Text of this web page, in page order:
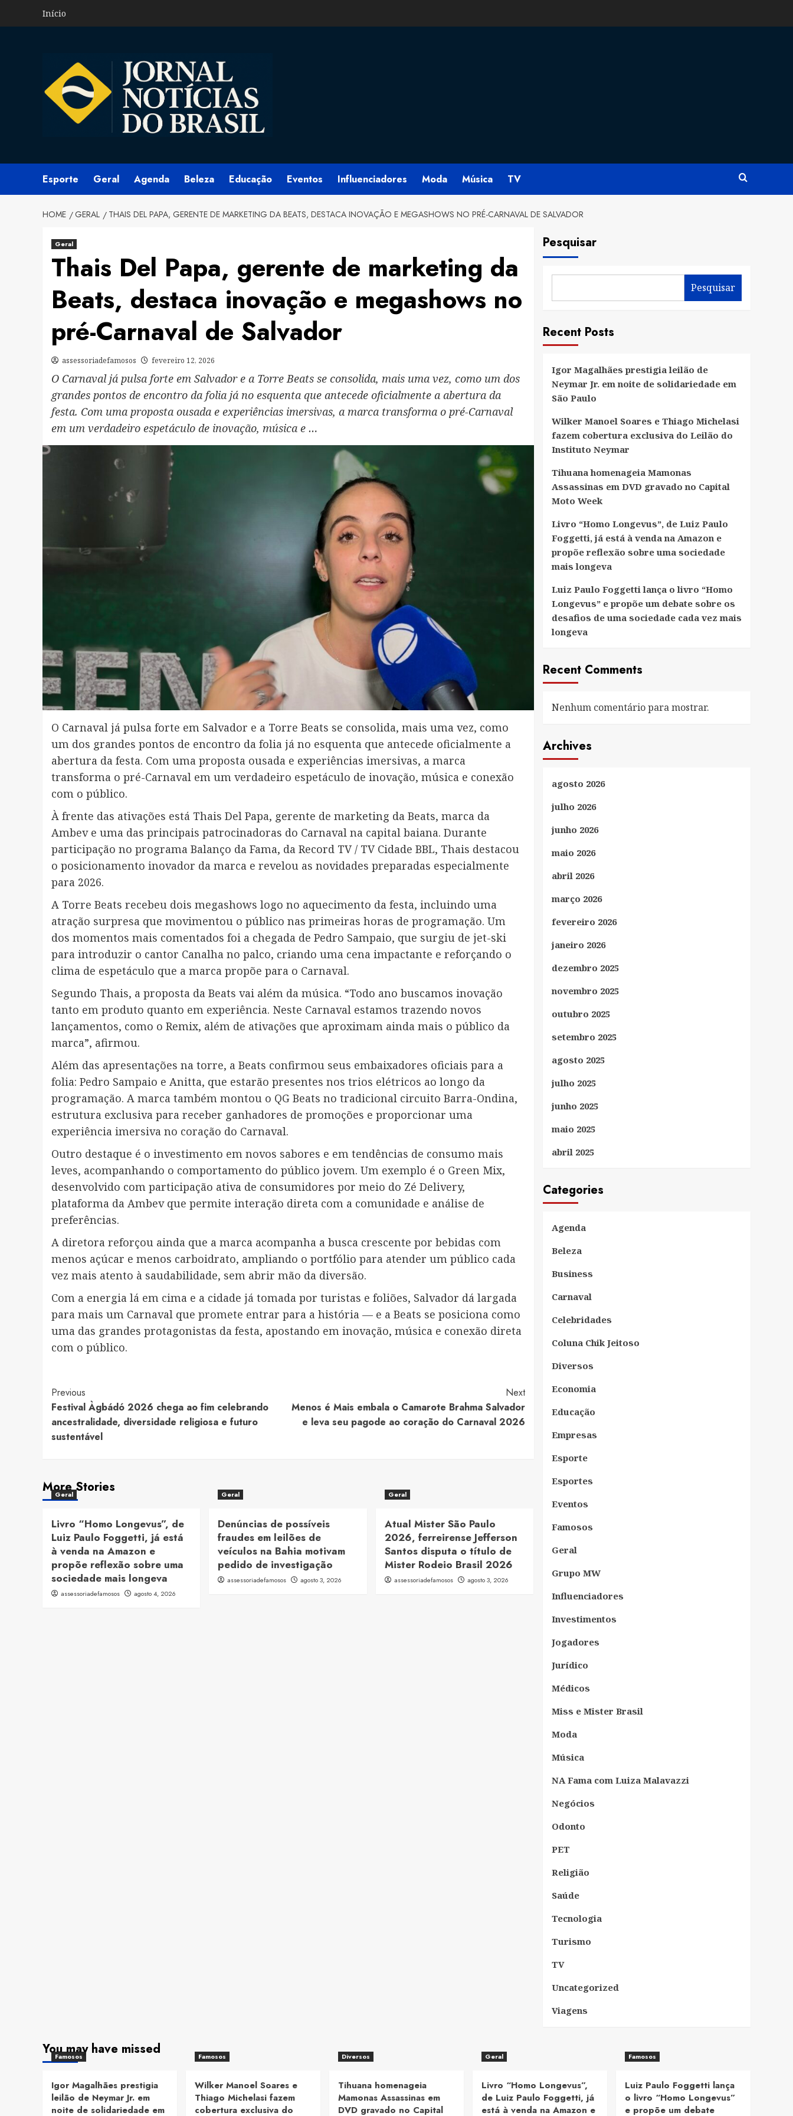
Início
Esporte Geral Agenda Beleza Educação Eventos Influenciadores Moda Música TV
HOME GERAL THAIS DEL PAPA, GERENTE DE MARKETING DA BEATS, DESTACA INOVAÇÃO E MEGASHOWS NO PRÉ-CARNAVAL DE SALVADOR
Geral
Thais Del Papa, gerente de marketing da
Beats, destaca inovação e megashows no
pré-Carnaval de Salvador
assessoriadefamosos fevereiro 12, 2026
O Carnaval já pulsa forte em Salvador e a Torre Beats se consolida, mais uma vez, como um dos
grandes pontos de encontro da folia já no esquenta que antecede oficialmente a abertura da
festa. Com uma proposta ousada e experiências imersivas, a marca transforma o pré-Carnaval
em um verdadeiro espetáculo de inovação, música e …
O Carnaval já pulsa forte em Salvador e a Torre Beats se consolida, mais uma vez, como
um dos grandes pontos de encontro da folia já no esquenta que antecede oficialmente a
abertura da festa. Com uma proposta ousada e experiências imersivas, a marca
transforma o pré-Carnaval em um verdadeiro espetáculo de inovação, música e conexão
com o público.
À frente das ativações está Thais Del Papa, gerente de marketing da Beats, marca da
Ambev e uma das principais patrocinadoras do Carnaval na capital baiana. Durante
participação no programa Balanço da Fama, da Record TV / TV Cidade BBL, Thais destacou
o posicionamento inovador da marca e revelou as novidades preparadas especialmente
para 2026.
A Torre Beats recebeu dois megashows logo no aquecimento da festa, incluindo uma
atração surpresa que movimentou o público nas primeiras horas de programação. Um
dos momentos mais comentados foi a chegada de Pedro Sampaio, que surgiu de jet-ski
para introduzir o cantor Canalha no palco, criando uma cena impactante e reforçando o
clima de espetáculo que a marca propõe para o Carnaval.
Segundo Thais, a proposta da Beats vai além da música. “Todo ano buscamos inovação
tanto em produto quanto em experiência. Neste Carnaval estamos trazendo novos
lançamentos, como o Remix, além de ativações que aproximam ainda mais o público da
marca”, afirmou.
Além das apresentações na torre, a Beats confirmou seus embaixadores oficiais para a
folia: Pedro Sampaio e Anitta, que estarão presentes nos trios elétricos ao longo da
programação. A marca também montou o QG Beats no tradicional circuito Barra-Ondina,
estrutura exclusiva para receber ganhadores de promoções e proporcionar uma
experiência imersiva no coração do Carnaval.
Outro destaque é o investimento em novos sabores e em tendências de consumo mais
leves, acompanhando o comportamento do público jovem. Um exemplo é o Green Mix,
desenvolvido com participação ativa de consumidores por meio do Zé Delivery,
plataforma da Ambev que permite interação direta com a comunidade e análise de
preferências.
A diretora reforçou ainda que a marca acompanha a busca crescente por bebidas com
menos açúcar e menos carboidrato, ampliando o portfólio para atender um público cada
vez mais atento à saudabilidade, sem abrir mão da diversão.
Com a energia lá em cima e a cidade já tomada por turistas e foliões, Salvador dá largada
para mais um Carnaval que promete entrar para a história — e a Beats se posiciona como
uma das grandes protagonistas da festa, apostando em inovação, música e conexão direta
com o público.
Post
Navigation
Previous
Festival Àgbádó 2026 chega ao fim celebrando
ancestralidade, diversidade religiosa e futuro
sustentável
Next
Menos é Mais embala o Camarote Brahma Salvador
e leva seu pagode ao coração do Carnaval 2026
More Stories
Geral
Livro “Homo Longevus”, de
Luiz Paulo Foggetti, já está
à venda na Amazon e
propõe reflexão sobre uma
sociedade mais longeva
assessoriadefamosos agosto 4, 2026
Geral
Denúncias de possíveis
fraudes em leilões de
veículos na Bahia motivam
pedido de investigação
assessoriadefamosos agosto 3, 2026
Geral
Atual Mister São Paulo
2026, ferreirense Jefferson
Santos disputa o título de
Mister Rodeio Brasil 2026
assessoriadefamosos agosto 3, 2026
Pesquisar
Pesquisar
Recent Posts
Igor Magalhães prestigia leilão de
Neymar Jr. em noite de solidariedade em
São Paulo
Wilker Manoel Soares e Thiago Michelasi
fazem cobertura exclusiva do Leilão do
Instituto Neymar
Tihuana homenageia Mamonas
Assassinas em DVD gravado no Capital
Moto Week
Livro “Homo Longevus”, de Luiz Paulo
Foggetti, já está à venda na Amazon e
propõe reflexão sobre uma sociedade
mais longeva
Luiz Paulo Foggetti lança o livro “Homo
Longevus” e propõe um debate sobre os
desafios de uma sociedade cada vez mais
longeva
Recent Comments
Nenhum comentário para mostrar.
Archives
agosto 2026
julho 2026
junho 2026
maio 2026
abril 2026
março 2026
fevereiro 2026
janeiro 2026
dezembro 2025
novembro 2025
outubro 2025
setembro 2025
agosto 2025
julho 2025
junho 2025
maio 2025
abril 2025
Categories
Agenda
Beleza
Business
Carnaval
Celebridades
Coluna Chik Jeitoso
Diversos
Economia
Educação
Empresas
Esporte
Esportes
Eventos
Famosos
Geral
Grupo MW
Influenciadores
Investimentos
Jogadores
Jurídico
Médicos
Miss e Mister Brasil
Moda
Música
NA Fama com Luiza Malavazzi
Negócios
Odonto
PET
Religião
Saúde
Tecnologia
Turismo
TV
Uncategorized
Viagens
You may have missed
Famosos
Igor Magalhães prestigia
leilão de Neymar Jr. em
noite de solidariedade em
Famosos
Wilker Manoel Soares e
Thiago Michelasi fazem
cobertura exclusiva do
Diversos
Tihuana homenageia
Mamonas Assassinas em
DVD gravado no Capital
Geral
Livro “Homo Longevus”,
de Luiz Paulo Foggetti, já
está à venda na Amazon e
Famosos
Luiz Paulo Foggetti lança
o livro “Homo Longevus”
e propõe um debate